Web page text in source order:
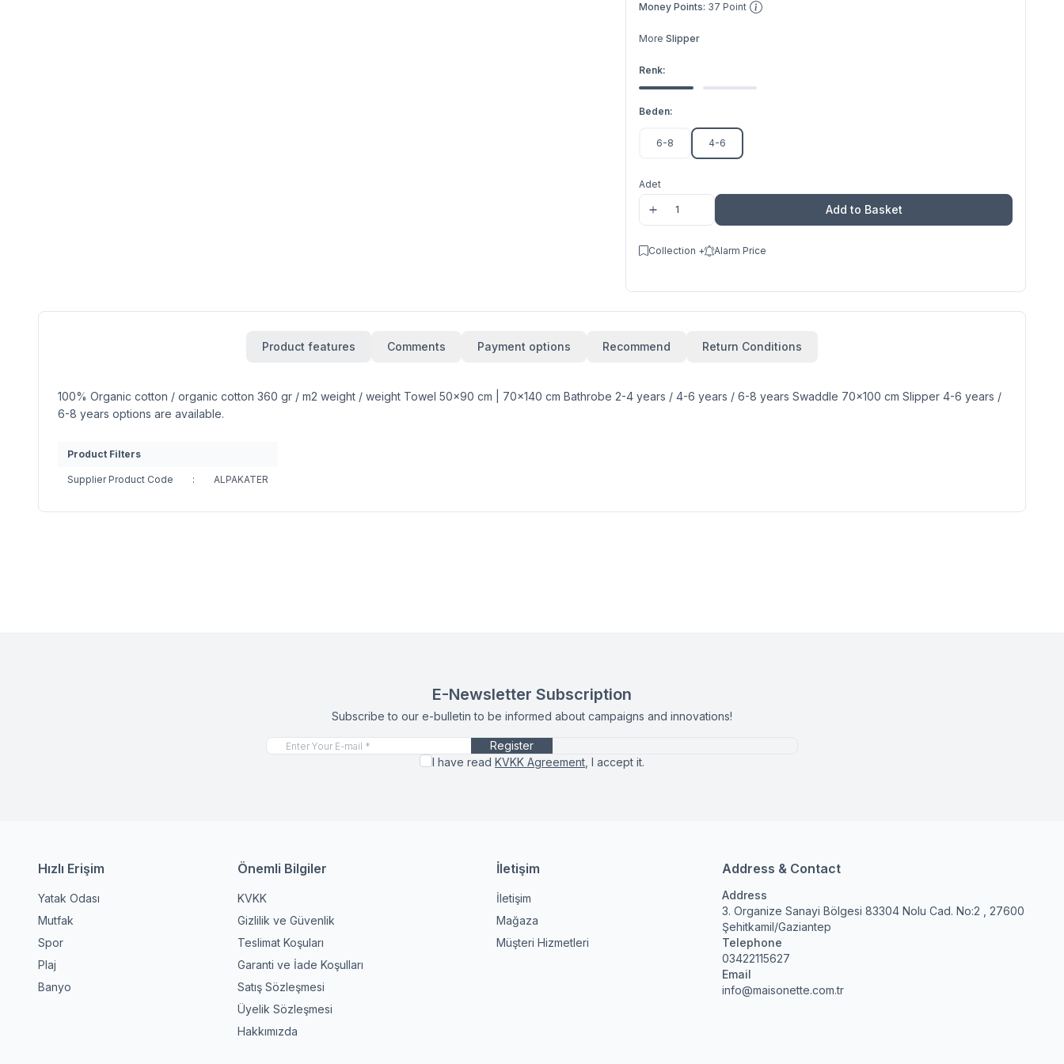
Money Points: 37 Point
More Slipper
Renk:
Beden:
6-8 4-6
Adet
Add to Basket
Collection + Alarm Price
Product features Comments Payment options Recommend Return Conditions
100% Organic cotton / organic cotton 360 gr / m2 weight / weight Towel 50x90 cm | 70x140 cm Bathrobe 2-4 years / 4-6 years / 6-8 years Swaddle 70x100 cm Slipper 4-6 years /
6-8 years options are available.
Product Filters
Supplier Product Code : ALPAKATER
E-Newsletter Subscription
Subscribe to our e-bulletin to be informed about campaigns and innovations!
Register
I have read KVKK Agreement , I accept it.
Hızlı Erişim
Yatak Odası
Mutfak
Spor
Plaj
Banyo
Önemli Bilgiler
KVKK
Gizlilik ve Güvenlik
Teslimat Koşuları
Garanti ve İade Koşulları
Satış Sözleşmesi
Üyelik Sözleşmesi
Hakkımızda
İletişim
İletişim
Mağaza
Müşteri Hizmetleri
Address & Contact
Address
3. Organize Sanayi Bölgesi 83304 Nolu Cad. No:2 , 27600
Şehitkamil/Gaziantep
Telephone
03422115627
Email
info@maisonette.com.tr